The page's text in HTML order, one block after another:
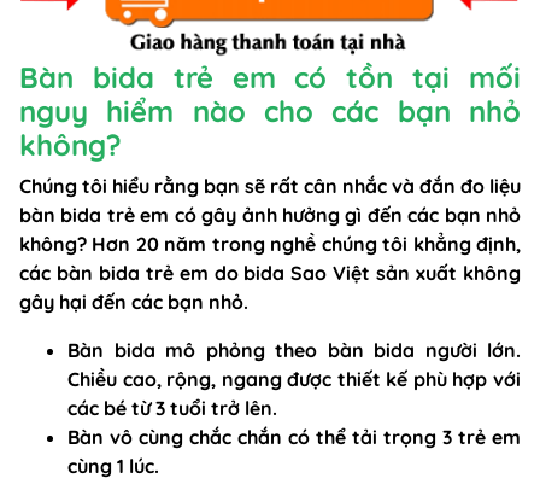
Bàn bida trẻ em có tồn tại mối
nguy hiểm nào cho các bạn nhỏ
không?
Chúng tôi hiểu rằng bạn sẽ rất cân nhắc và đắn đo liệu
bàn bida trẻ em có gây ảnh hưởng gì đến các bạn nhỏ
không? Hơn 20 năm trong nghề chúng tôi khẳng định,
các bàn bida trẻ em do bida Sao Việt sản xuất không
gây hại đến các bạn nhỏ.
Bàn bida mô phỏng theo bàn bida người lớn.
Chiều cao, rộng, ngang được thiết kế phù hợp với
các bé từ 3 tuổi trở lên.
Bàn vô cùng chắc chắn có thể tải trọng 3 trẻ em
cùng 1 lúc.